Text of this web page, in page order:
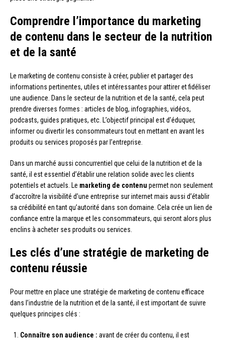
Comprendre l’importance du marketing
de contenu dans le secteur de la nutrition
et de la santé
Le marketing de contenu consiste à créer, publier et partager des
informations pertinentes, utiles et intéressantes pour attirer et fidéliser
une audience. Dans le secteur de la nutrition et de la santé, cela peut
prendre diverses formes : articles de blog, infographies, vidéos,
podcasts, guides pratiques, etc. L’objectif principal est d’éduquer,
informer ou divertir les consommateurs tout en mettant en avant les
produits ou services proposés par l’entreprise.
Dans un marché aussi concurrentiel que celui de la nutrition et de la
santé, il est essentiel d’établir une relation solide avec les clients
potentiels et actuels. Le marketing de contenu permet non seulement
d’accroître la visibilité d’une entreprise sur internet mais aussi d’établir
sa crédibilité en tant qu’autorité dans son domaine. Cela crée un lien de
confiance entre la marque et les consommateurs, qui seront alors plus
enclins à acheter ses produits ou services.
Les clés d’une stratégie de marketing de
contenu réussie
Pour mettre en place une stratégie de marketing de contenu efficace
dans l’industrie de la nutrition et de la santé, il est important de suivre
quelques principes clés :
Connaître son audience : avant de créer du contenu, il est